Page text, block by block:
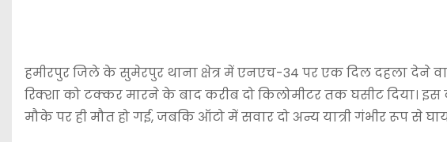
हमीरपुर जिले के सुमेरपुर थाना क्षेत्र में एनएच-34 पर एक दिल दहला देने
रिक्शा को टक्कर मारने के बाद करीब दो किलोमीटर तक घसीट दिया।
मौके पर ही मौत हो गई, जबकि ऑटो में सवार दो अन्य यात्री गंभीर रूप से